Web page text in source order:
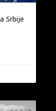
Srbije